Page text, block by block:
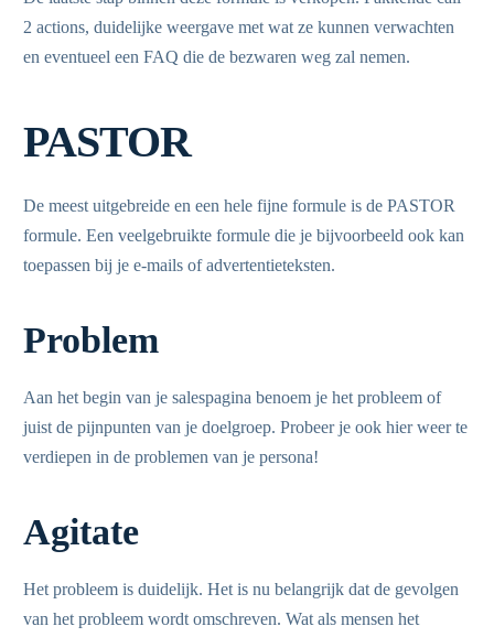
2 actions, duidelijke weergave met wat ze kunnen verwachten
en eventueel een FAQ die de bezwaren weg zal nemen.
PASTOR
De meest uitgebreide en een hele fijne formule is de PASTOR
formule. Een veelgebruikte formule die je bijvoorbeeld ook kan
toepassen bij je e-mails of advertentieteksten.
Problem
Aan het begin van je salespagina benoem je het probleem of
juist de pijnpunten van je doelgroep. Probeer je ook hier weer te
verdiepen in de problemen van je persona!
Agitate
Het probleem is duidelijk. Het is nu belangrijk dat de gevolgen
van het probleem wordt omschreven. Wat als mensen het